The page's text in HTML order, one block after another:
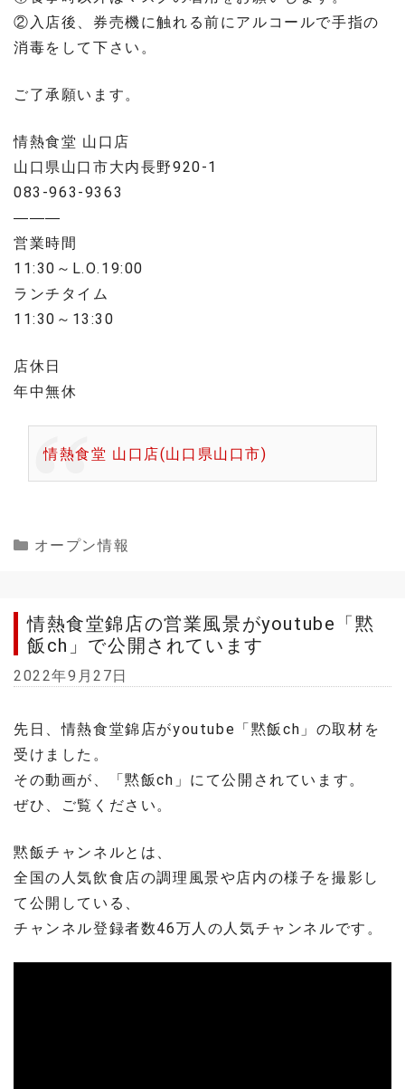
②入店後、券売機に触れる前にアルコールで手指の
消毒をして下さい。
ご了承願います。
情熱食堂 山口店
山口県山口市大内長野920-1
083-963-9363
———
営業時間
11:30～L.O.19:00
ランチタイム
11:30～13:30
店休日
年中無休
情熱食堂 山口店(山口県山口市)
Categories
オープン情報
情熱食堂錦店の営業風景がyoutube「黙
飯ch」で公開されています
2022年9月27日
先日、情熱食堂錦店がyoutube「黙飯ch」の取材を
受けました。
その動画が、「黙飯ch」にて公開されています。
ぜひ、ご覧ください。
黙飯チャンネルとは、
全国の人気飲食店の調理風景や店内の様子を撮影し
て公開している、
チャンネル登録者数46万人の人気チャンネルです。